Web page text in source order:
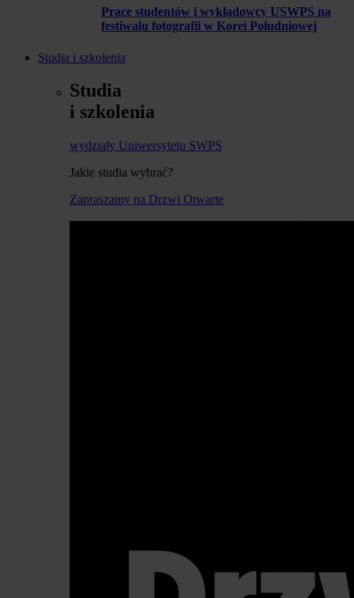
Prace studentów i wykładowcy USWPS na
festiwalu fotografii w Korei Południowej
Studia i szkolenia
Studia
i szkolenia
wydziały Uniwersytetu SWPS
Jakie studia wybrać?
Zapraszamy na Drzwi Otwarte